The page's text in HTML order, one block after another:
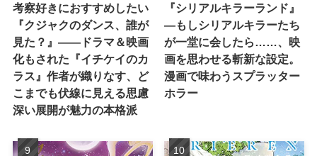
考察好きにおすすめしたい
『クジャクのダンス、誰が
見た？』――ドラマ＆映画
化もされた『イチケイのカ
ラス』作者が織りなす、ど
こまでも伏線に見える思慮
深い展開が魅力の本格派
『シリアルキラーランド』
―もしシリアルキラーたち
が一堂に会したら……、映
画を思わせる斬新な設定。
漫画で味わうスプラッター
ホラー